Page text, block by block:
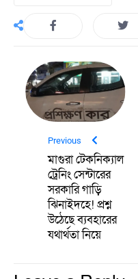
Previous
‎মাগুরা টেকনিক্যাল
ট্রেনিং সেন্টারের
সরকারি গাড়ি
ঝিনাইদহে! প্রশ্ন
উঠেছে ব্যবহারের
যথার্থতা নিয়ে